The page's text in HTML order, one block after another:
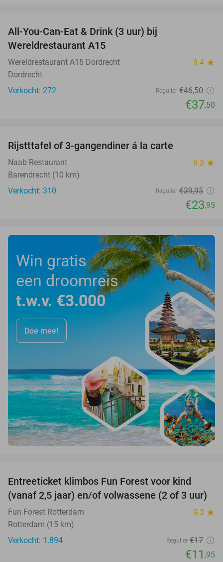
All-You-Can-Eat & Drink (3 uur) bij
Wereldrestaurant A15
Wereldrestaurant A15 Dordrecht 9.4 star
Dordrecht
Verkocht: 272
Regulier €46,50
€37,50
Rijstttafel of 3-gangendiner á la carte
Naab Restaurant 9.3 star
Barendrecht (10 km)
Verkocht: 310
Regulier €39,95
€23,95
Win gratis
een droomreis
t.w.v. €3.000
Doe mee!
Entreeticket klimbos Fun Forest voor kind
(vanaf 2,5 jaar) en/of volwassene (2 of 3 uur)
Fun Forest Rotterdam 9.3 star
Rotterdam (15 km)
Verkocht: 1.894
Regulier €17
€11 ,95